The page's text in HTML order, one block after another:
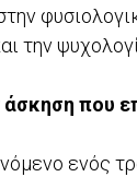
την
άσκηση που
ενός